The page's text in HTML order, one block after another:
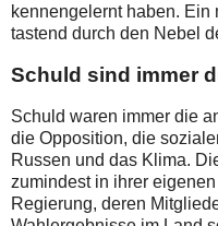
kennengelernt haben. Ein
tastend durch den Nebel
Schuld sind immer
Schuld waren immer die
die Opposition, die
Russen und das Klima.
zumindest in ihrer
Regierung, deren